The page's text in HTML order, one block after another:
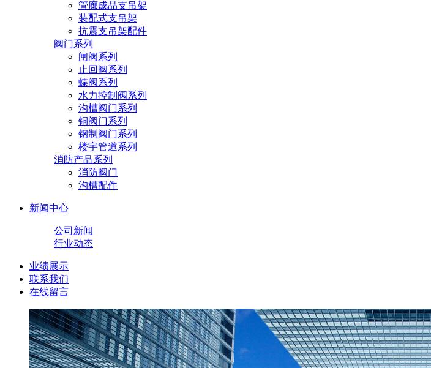
管廊成品支吊架
装配式支吊架
抗震支吊架配件
阀门系列
闸阀系列
止回阀系列
蝶阀系列
水力控制阀系列
沟槽阀门系列
铜阀门系列
钢制阀门系列
楼宇管道系列
消防产品系列
消防阀门
沟槽配件
新闻中心
公司新闻
行业动态
业绩展示
联系我们
在线留言